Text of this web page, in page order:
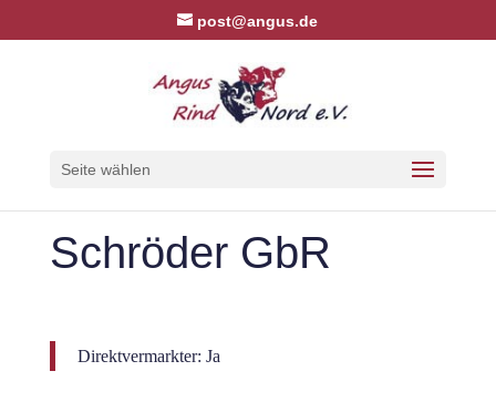
post@angus.de
Seite wählen
Schröder GbR
Direktvermarkter: Ja